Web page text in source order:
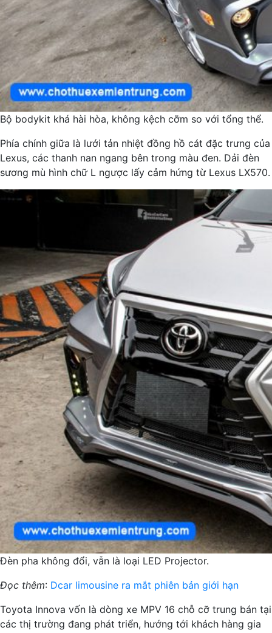
Bộ bodykit khá hài hòa, không kệch cỡm so với tổng thể.
Phía chính giữa là lưới tản nhiệt đồng hồ cát đặc trưng của
Lexus, các thanh nan ngang bên trong màu đen. Dải đèn
sương mù hình chữ L ngược lấy cảm hứng từ Lexus LX570.
Đèn pha không đổi, vẫn là loại LED Projector.
Đọc thêm: Dcar limousine ra mắt phiên bản giới hạn
Toyota Innova vốn là dòng xe MPV 16 chỗ cỡ trung bán tại
các thị trường đang phát triển, hướng tới khách hàng gia